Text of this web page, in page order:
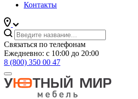
Контакты
Связаться по телефонам
Ежедневно: с 10:00 до 20:00
8 (800) 350 00 47